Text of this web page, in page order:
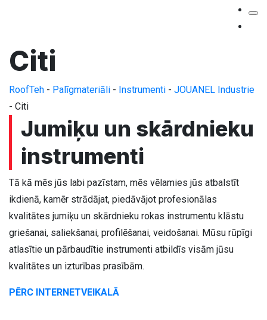
Citi
RoofTeh - Palīgmateriāli - Instrumenti - JOUANEL Industrie
- Citi
Jumiķu un skārdnieku
instrumenti​
Tā kā mēs jūs labi pazīstam, mēs vēlamies jūs atbalstīt
ikdienā, kamēr strādājat, piedāvājot profesionālas
kvalitātes jumiķu un skārdnieku rokas instrumentu klāstu
griešanai, saliekšanai, profilēšanai, veidošanai. Mūsu rūpīgi
atlasītie un pārbaudītie instrumenti atbildīs visām jūsu
kvalitātes un izturības prasībām.
PĒRC INTERNETVEIKALĀ